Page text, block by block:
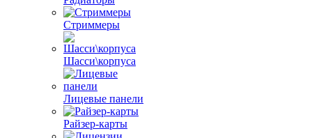
Стриммеры
Шасси\корпуса
Лицевые панели
Райзер-карты